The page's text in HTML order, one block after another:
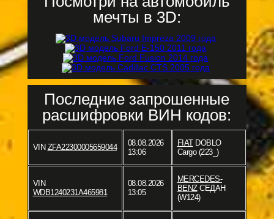
мечты в 3D:
Последние запрошенные
расшифровки ВИН кодов:
VIN ZFA22300005659044
08.08.2026
13:06
FIATDOBLO
Cargo (223_)
VIN
WDB1240231A465981
08.08.2026
13:05
MERCEDES-
BENZСЕДАН
(W124)